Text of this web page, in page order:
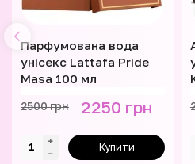
Парфумована вода
унісекс Lattafa Pride
Masa 100 мл
2500 грн 2250 грн
Купити